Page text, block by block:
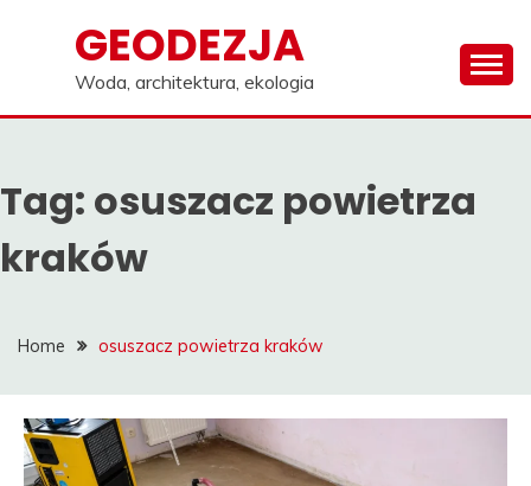
GEODEZJA
Woda, architektura, ekologia
Tag: osuszacz powietrza
kraków
Home osuszacz powietrza kraków